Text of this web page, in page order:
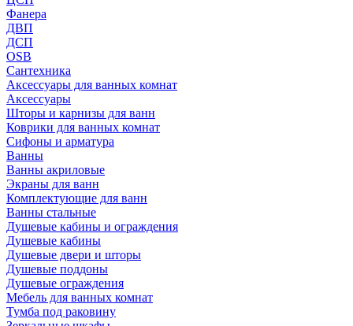
Фанера
ДВП
ДСП
OSB
Сантехника
Аксессуары для ванных комнат
Аксессуары
Шторы и карнизы для ванн
Коврики для ванных комнат
Сифоны и арматура
Ванны
Ванны акриловые
Экраны для ванн
Комплектующие для ванн
Ванны стальные
Душевые кабины и ограждения
Душевые кабины
Душевые двери и шторы
Душевые поддоны
Душевые ограждения
Мебель для ванных комнат
Тумба под раковину